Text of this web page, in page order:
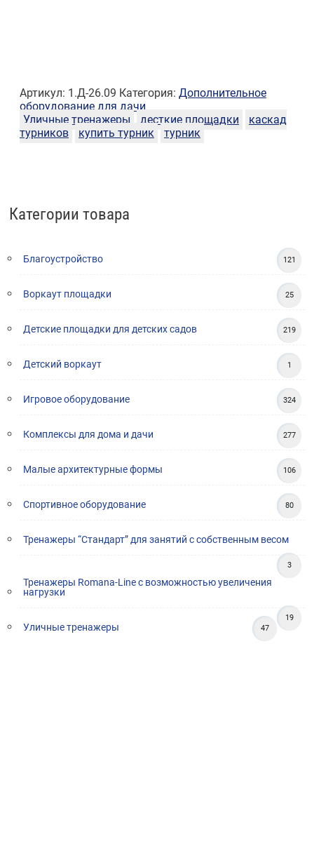
Категории товара
Благоустройство 121
Воркаут площадки 25
Детские площадки для детских садов 219
Детский воркаут 1
Игровое оборудование 324
Комплексы для дома и дачи 277
Малые архитектурные формы 106
Спортивное оборудование 80
Тренажеры “Стандарт” для занятий с собственным весом
3
Тренажеры Romana-Line с возможностью увеличения
нагрузки
19
Уличные тренажеры 47
Артикул: 1.Д-26.09 Категория: Дополнительное
оборудование для дачи
Уличные тренажеры
десткие площадки
каскад
турников
купить турник турник